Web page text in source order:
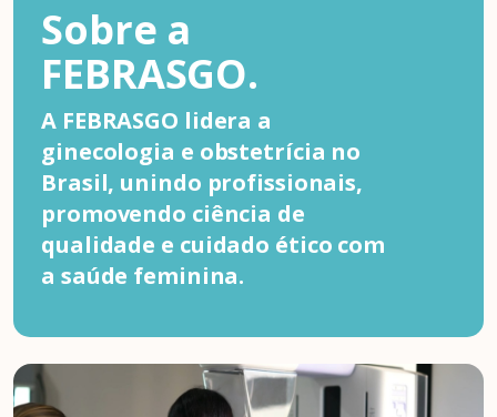
Sobre a
FEBRASGO.
A FEBRASGO lidera a
ginecologia e obstetrícia no
Brasil, unindo profissionais,
promovendo ciência de
qualidade e cuidado ético com
a saúde feminina.